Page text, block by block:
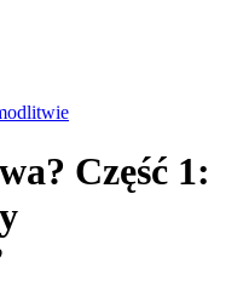
Część 1: